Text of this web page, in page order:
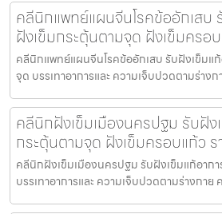
คลีนิกแพทย์แผนจีนโรคข้ออักเสบ
ฝังเข็มกระตุ้นตามจุด ฝังเข็มครอ
คลีนิกแพทย์แผนจีนโรคข้ออักเสบ รับฝังเข็มแ
จุด บรรเทาอาการและ ความเจ็บปวดตามร่าง
คลีนิกฝังเข็มเมืองนครปฐม รับฝัง
กระตุ้นตามจุด ฝังเข็มครอบแก้ว ร
คลีนิกฝังเข็มเมืองนครปฐม รับฝังเข็มแก้อาก
บรรเทาอาการและ ความเจ็บปวดตามร่างกาย